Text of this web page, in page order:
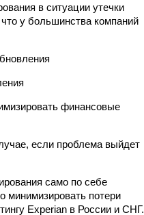
в ситуации утечки
у большинства компаний
финансовые
если проблема выйдет
само по себе
минимизировать потери
Experian в России и СНГ.